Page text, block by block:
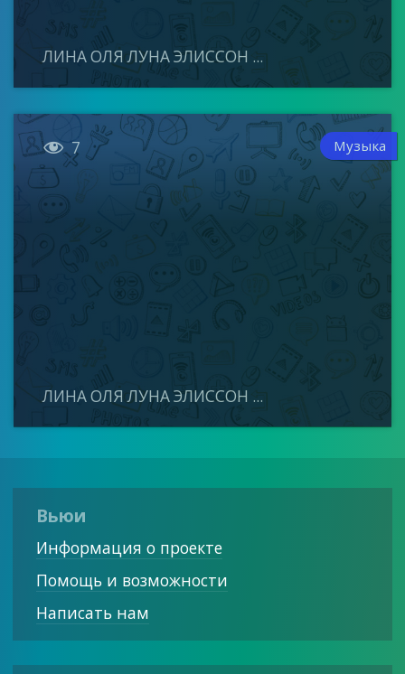
ЛИНА ОЛЯ ЛУНА ЭЛИССОН ...
 7 Музыка
ЛИНА ОЛЯ ЛУНА ЭЛИССОН ...
Вьюи
Информация о проекте
Помощь и возможности
Написать нам